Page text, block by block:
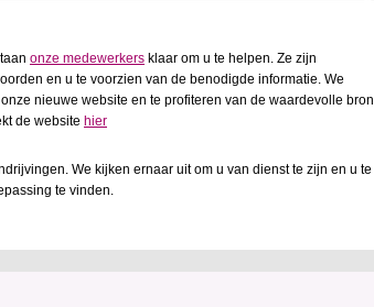
onze medewerkers klaar om u te helpen. Ze zijn
en u te voorzien van de benodigde informatie. We
nieuwe website en te profiteren van de waardevolle bron
de website hier
We kijken ernaar uit om u van dienst te zijn en u te
te vinden.